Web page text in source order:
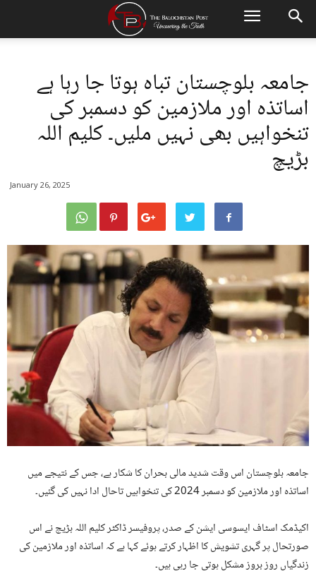
جامعہ بلوچستان تباہ ہوتا جا رہا ہے
اساتذہ اور ملازمین کو دسمبر کی
تنخواہیں بھی نہیں ملیں۔ کلیم اللہ
بڑیچ
January 26, 2025
جامعہ بلوچستان اس وقت شدید مالی بحران کا شکار ہے، جس کے نتیجے میں
اساتذہ اور ملازمین کو دسمبر 2024 کی تنخواہیں تاحال ادا نہیں کی گئیں۔
اکیڈمک اسٹاف ایسوسی ایشن کے صدر، پروفیسر ڈاکٹر کلیم اللہ بڑیچ نے اس
صورتحال پر گہری تشویش کا اظہار کرتے ہوئے کہا ہے کہ اساتذہ اور ملازمین کی
زندگیاں روز بروز مشکل ہوتی جا رہی ہیں۔